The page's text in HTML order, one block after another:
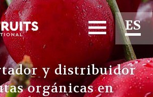
ES
EN
FR
y distribuidor
orgánicas en